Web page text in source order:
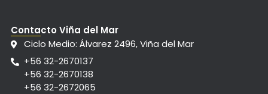
Contacto Viña del Mar
Ciclo Medio: Álvarez 2496, Viña del Mar
+56 32-2670137
+56 32-2670138
+56 32-2672065